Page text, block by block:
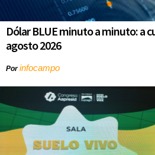
Dólar BLUE minuto a minuto: a
agosto 2026
Porinfocampo